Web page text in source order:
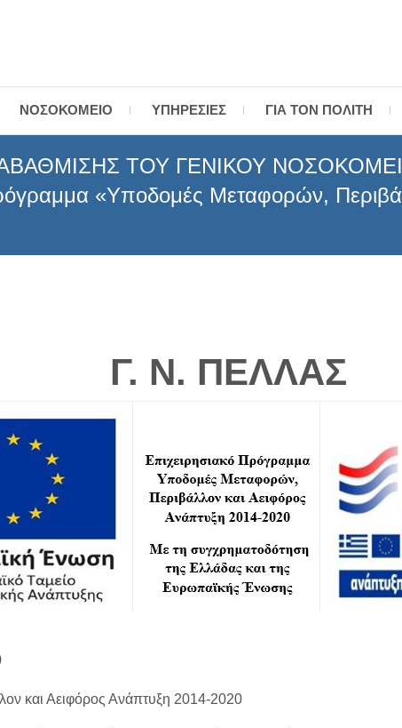
Γενικό Νοσοκομείο Έδεσσας
ΝΟΣΟΚΟΜΕΊΟ ΥΠΗΡΕΣΊΕΣ ΓΙΑ ΤΟΝ ΠΟΛΊΤΗ
ΤΟΥ ΓΕΝΙΚΟΥ
«Υποδομές Μεταφορών,
Γ. Ν. ΠΕΛΛΑΣ
και Αειφόρος Ανάπτυξη 2014-2020